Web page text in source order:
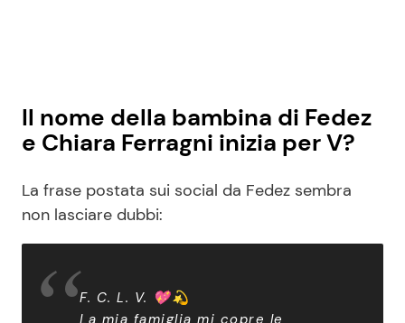
Il nome della bambina di Fedez
e Chiara Ferragni inizia per V?
La frase postata sui social da Fedez sembra
non lasciare dubbi:
F. C. L. V. 💖💫
La mia famiglia mi copre le